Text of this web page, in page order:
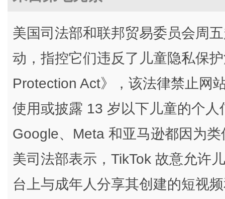
美国司法部和联邦贸易委员会周
动，指控它们违反了儿童隐私保
Protection Act》，该法律禁止网
使用或披露 13 岁以下儿童的个
Google、Meta 和亚马逊都因为
美司法部表示，TikTok 故意允许
台上与成年人分享其创建的短视